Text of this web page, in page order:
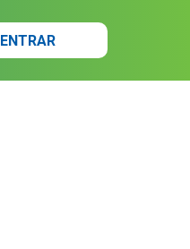
ENTRAR